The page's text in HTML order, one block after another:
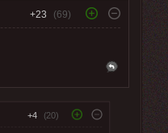
+23 (69)
+4 (20)